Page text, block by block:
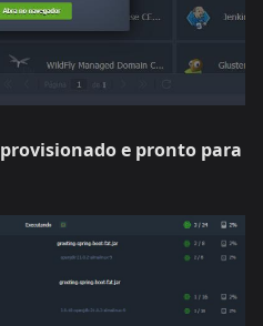
provisionado e pronto para